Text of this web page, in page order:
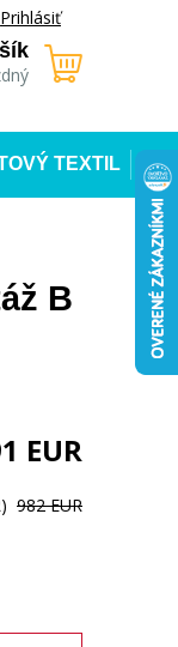
Prihlásiť
TEXTIL
B
EUR
982 EUR